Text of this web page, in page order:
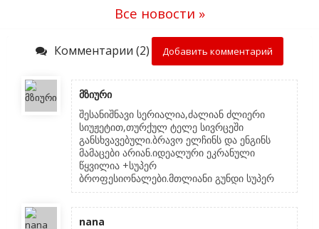
Все новости »
Комментарии (2) Добавить комментарий
მზიური
შესანიშნავი სერიალია,ძალიან ძლიერი
სიუჟეტით,თურქულ ტელე სივრცეში
განსხვავებული.ბრავო ელჩინს და ენგინს
მამაცები არიან.იდეალური ეკრანული
წყვილია +სუპერ
ბროფესიონალები.მთლიანი გუნდი სუპერ
nana